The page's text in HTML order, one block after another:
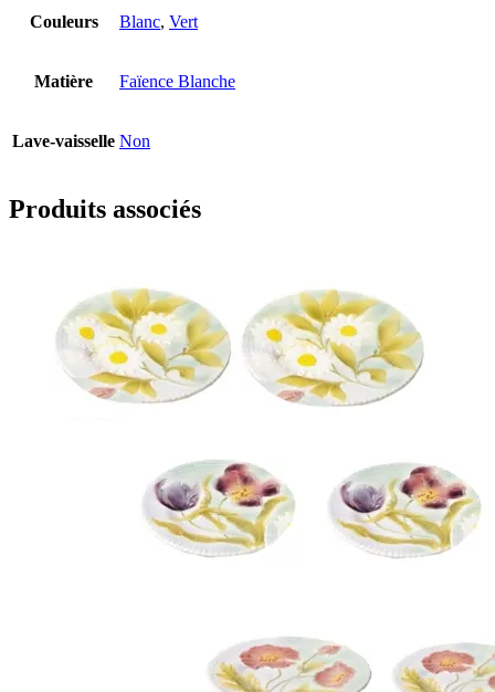
Couleurs Blanc, Vert
Matière Faïence Blanche
Lave-vaisselle Non
Produits associés